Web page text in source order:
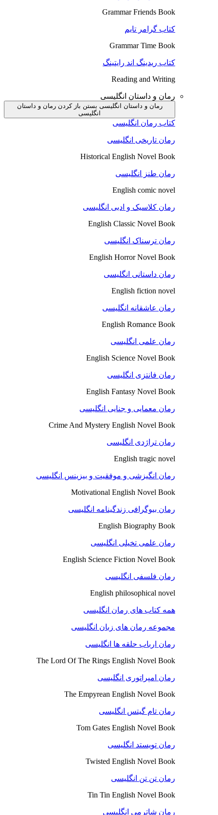
Grammar Friends Book
کتاب گرامر تایم
Grammar Time Book
کتاب ریدینگ اند رایتینگ
Reading and Writing
رمان و داستان انگلیسی
رمان و داستان انگلیسی بستن باز کردن رمان و داستان
انگلیسی
کتاب رمان انگلیسی
رمان تاریخی انگلیسی
Historical English Novel Book
رمان طنز انگلیسی
English comic novel
رمان کلاسیک و ادبی انگلیسی
English Classic Novel Book
رمان ترسناک انگلیسی
English Horror Novel Book
رمان داستانی انگلیسی
English fiction novel
رمان عاشقانه انگلیسی
English Romance Book
رمان علمی انگلیسی
English Science Novel Book
رمان فانتزی انگلیسی
English Fantasy Novel Book
رمان معمایی و جنایی انگلیسی
Crime And Mystery English Novel Book
رمان تراژدی انگلیسی
English tragic novel
رمان انگیزشی و موفقیت و بیزینس انگلیسی
Motivational English Novel Book
رمان بیوگرافی زندگینامه انگلیسی
English Biography Book
رمان علمی تخیلی انگلیسی
English Science Fiction Novel Book
رمان فلسفی انگلیسی
English philosophical novel
همه کتاب های رمان انگلیسی
مجموعه رمان های زبان انگلیسی
رمان ارباب حلقه ها انگلیسی
The Lord Of The Rings English Novel Book
رمان امپراتوری انگلیسی
The Empyrean English Novel Book
رمان تام گیتس انگلیسی
Tom Gates English Novel Book
رمان تویستد انگلیسی
Twisted English Novel Book
رمان تن تن انگلیسی
Tin Tin English Novel Book
رمان شاترمی انگلیسی